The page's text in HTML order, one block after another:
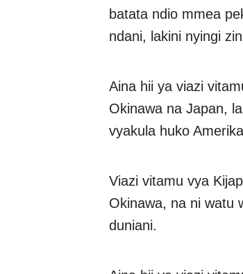
batata ndio mmea
ndani, lakini nyingi
Aina hii ya viazi
Okinawa na Japan,
vyakula huko
Viazi vitamu vya
Okinawa, na ni watu
duniani.